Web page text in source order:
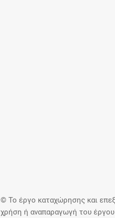
© Το έργο καταχώρησης και
χρήση ή αναπαραγωγή του